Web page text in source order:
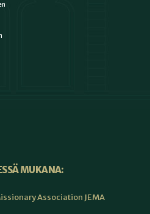
MUKANA:
Association JEMA